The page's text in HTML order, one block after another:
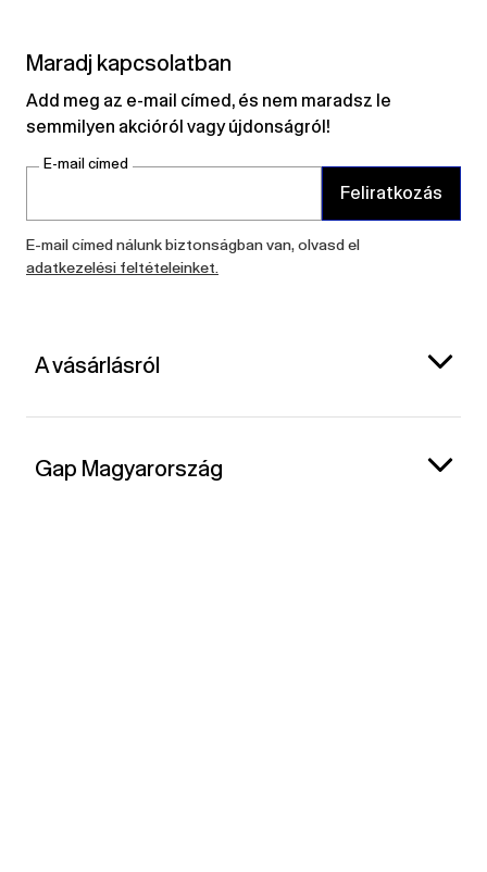
Maradj kapcsolatban
Add meg az e-mail címed, és nem maradsz le
semmilyen akcióról vagy újdonságról!
E-mail címed
Feliratkozás
E-mail címed nálunk biztonságban van, olvasd el
adatkezelési feltételeinket.
A vásárlásról
Gap Magyarország